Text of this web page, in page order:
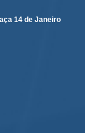
14 de Janeiro